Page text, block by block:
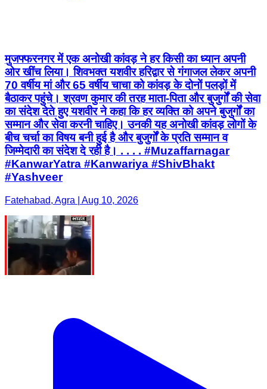
मुजफ्फरनगर में एक अनोखी कांवड़ ने हर किसी का ध्यान अपनी
ओर खींच लिया। शिवभक्त यशवीर हरिद्वार से गंगाजल लेकर अपनी
70 वर्षीय मां और 65 वर्षीय चाचा को कांवड़ के दोनों पलड़ों में
बैठाकर पहुंचे। श्रवण कुमार की तरह माता-पिता और बुजुर्गों की सेवा
का संदेश देते हुए यशवीर ने कहा कि हर व्यक्ति को अपने बुजुर्गों का
सम्मान और सेवा करनी चाहिए। उनकी यह अनोखी कांवड़ लोगों के
बीच चर्चा का विषय बनी हुई है और बुजुर्गों के प्रति सम्मान व
जिम्मेदारी का संदेश दे रही है। . . . . #Muzaffarnagar
#KanwarYatra #Kanwariya #ShivBhakt
#Yashveer
Fatehabad, Agra | Aug 10, 2026